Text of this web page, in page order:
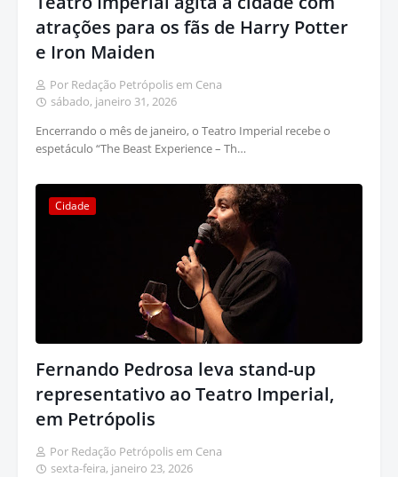
atrações para os fãs de Harry Potter
e Iron Maiden
Por Redação Petrópolis em Cena
sábado, janeiro 31, 2026
Encerrando o mês de janeiro, o Teatro Imperial recebe o
espetáculo “The Beast Experience – Th…
Cidade
Fernando Pedrosa leva stand-up
representativo ao Teatro Imperial,
em Petrópolis
Por Redação Petrópolis em Cena
sexta-feira, janeiro 23, 2026